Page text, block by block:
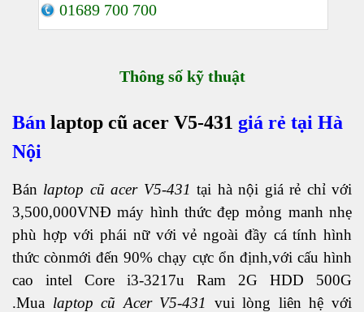
01689 700 700
Thông số kỹ thuật
Bán laptop cũ acer V5-431 giá rẻ tại Hà
Nội
Bán laptop cũ acer V5-431 tại hà nội giá rẻ chỉ với
3,500,000VNĐ máy hình thức đẹp mỏng manh nhẹ
phù hợp với phái nữ với vẻ ngoài đầy cá tính hình
thức cònmới đến 90% chạy cực ổn định,với cấu hình
cao intel Core i3-3217u Ram 2G HDD 500G
.Mua laptop cũ Acer V5-431
vui lòng liên hệ với